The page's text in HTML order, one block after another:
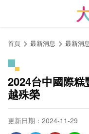
首頁 最新消息 最新消
2024台中國際
越殊榮
更新日期：2024-11-29